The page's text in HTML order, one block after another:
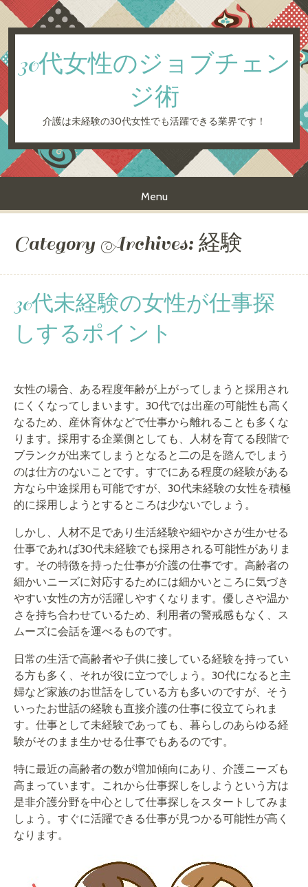
30代女性のジョブチェン
ジ術
介護は未経験の30代女性でも活躍できる業界です！
Menu
Skip to content
Category Archives: 経験
30代未経験の女性が仕事探
しするポイント
女性の場合、ある程度年齢が上がってしまうと採用され
にくくなってしまいます。30代では出産の可能性も高く
なるため、産休育休などで仕事から離れることも多くな
ります。採用する企業側としても、人材を育てる段階で
ブランクが出来てしまうとなると二の足を踏んでしまう
のは仕方のないことです。すでにある程度の経験がある
方なら中途採用も可能ですが、30代未経験の女性を積極
的に採用しようとするところは少ないでしょう。
しかし、人材不足であり生活経験や細やかさが生かせる
仕事であれば30代未経験でも採用される可能性がありま
す。その特徴を持った仕事が介護の仕事です。高齢者の
細かいニーズに対応するためには細かいところに気づき
やすい女性の方が活躍しやすくなります。優しさや温か
さを持ち合わせているため、利用者の警戒感もなく、ス
ムーズに会話を運べるものです。
日常の生活で高齢者や子供に接している経験を持ってい
る方も多く、それが役に立つでしょう。30代になると主
婦など家族のお世話をしている方も多いのですが、そう
いったお世話の経験も直接介護の仕事に役立てられま
す。仕事として未経験であっても、暮らしのあらゆる経
験がそのまま生かせる仕事でもあるのです。
特に最近の高齢者の数が増加傾向にあり、介護ニーズも
高まっています。これから仕事探しをしようという方は
是非介護分野を中心として仕事探しをスタートしてみま
しょう。すぐに活躍できる仕事が見つかる可能性が高く
なります。